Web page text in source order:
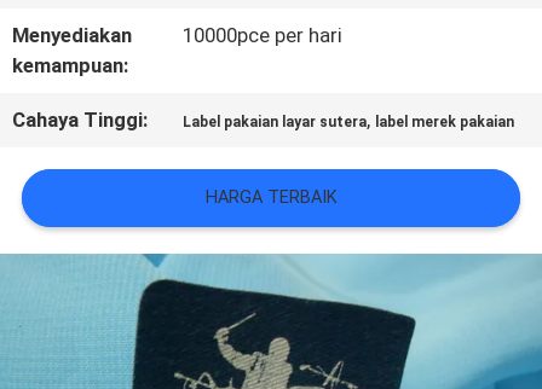
SEMUA
KASUS
VR
SHOW
SITEMAP
Menyediakan
kemampuan:
10000pce per hari
Cahaya Tinggi: Label pakaian layar sutera, label merek pakaian
HARGA TERBAIK